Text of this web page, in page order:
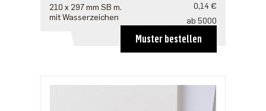
210 x 297 mm SB m.
mit Wasserzeichen
0,14 €
ab 5000
0,12 €
ab 12500
0,10 €
Muster bestellen